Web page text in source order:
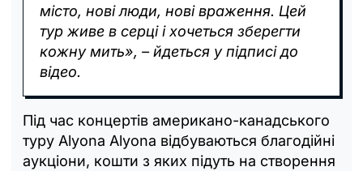
місто, нові люди, нові враження. Цей
тур живе в серці і хочеться зберегти
кожну мить», – йдеться у підписі до
відео.
Під час концертів американо-канадського
туру Alyona Alyona відбуваються благодійні
аукціони, кошти з яких підуть на створення